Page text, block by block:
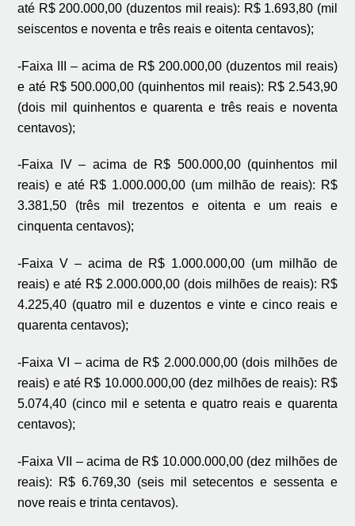
até R$ 200.000,00 (duzentos mil reais): R$ 1.693,80 (mil
seiscentos e noventa e três reais e oitenta centavos);
-Faixa III – acima de R$ 200.000,00 (duzentos mil reais)
e até R$ 500.000,00 (quinhentos mil reais): R$ 2.543,90
(dois mil quinhentos e quarenta e três reais e noventa
centavos);
-Faixa IV – acima de R$ 500.000,00 (quinhentos mil
reais) e até R$ 1.000.000,00 (um milhão de reais): R$
3.381,50 (três mil trezentos e oitenta e um reais e
cinquenta centavos);
-Faixa V – acima de R$ 1.000.000,00 (um milhão de
reais) e até R$ 2.000.000,00 (dois milhões de reais): R$
4.225,40 (quatro mil e duzentos e vinte e cinco reais e
quarenta centavos);
-Faixa VI – acima de R$ 2.000.000,00 (dois milhões de
reais) e até R$ 10.000.000,00 (dez milhões de reais): R$
5.074,40 (cinco mil e setenta e quatro reais e quarenta
centavos);
-Faixa VII – acima de R$ 10.000.000,00 (dez milhões de
reais): R$ 6.769,30 (seis mil setecentos e sessenta e
nove reais e trinta centavos).